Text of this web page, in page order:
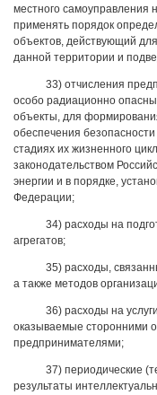
местного самоуправления
применять порядок
объектов, действующий
данной территории и
33) отчисления
особо радиационно
объекты, для
обеспечения
стадиях их жизненного
законодательством
энергии и в порядке,
Федерации;
34) расходы на
агрегатов;
35) расходы,
а также методов
36) расходы на
оказываемые сторонними
предпринимателями;
37) периодические
результаты